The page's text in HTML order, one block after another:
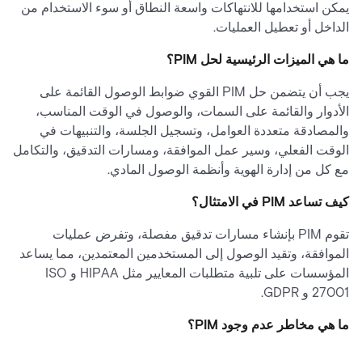
يمكن استخدامها للانتهاكات واسعة النطاق أو سوء الاستخدام من
الداخل أو تعطيل العمليات.
ما هي الميزات الرئيسية لحل PIM؟
يجب أن يتضمن حل PIM القوي ضوابط الوصول القائمة على
الأدوار والقائمة على السمات، والوصول في الوقت المناسب،
والمصادقة متعددة العوامل، وتسجيل الجلسة، والتنبيهات في
الوقت الفعلي، وسير عمل الموافقة، ومسارات التدقيق، والتكامل
مع كل من إدارة الهوية وأنظمة الوصول المادي.
كيف تساعد PIM في الامتثال؟
تقوم PIM بإنشاء مسارات تدقيق مفصلة، وتفرض عمليات
الموافقة، وتقيد الوصول إلى المستخدمين المعتمدين، مما يساعد
المؤسسات على تلبية متطلبات المعايير مثل HIPAA و ISO
27001 و GDPR.
ما هي مخاطر عدم وجود PIM؟